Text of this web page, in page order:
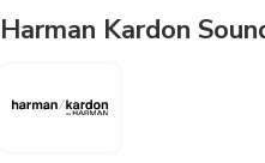
Harman Kardon